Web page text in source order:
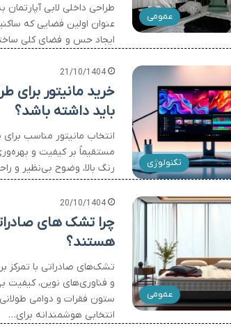
عمومی
طراحی داخلی لابی
عنوان اولین فضایی که
ایجاد حس و فضای کلی
تکنولوژی
21/10/1404
خرید مانیتور برای
باید داشته باشد؟
انتخاب مانیتور مناسب
مستقیماً بر کیفیت و
رنگ بالا، وضوح بی‌نظیر و
عمومی
20/10/1404
چرا تشک های
هستند؟
تشک‌های صادراتی با تمرکز
و فناوری‌های نوین، کیفیت
ستون فقرات و دوامی
انتخابی هوشمندانه برای…